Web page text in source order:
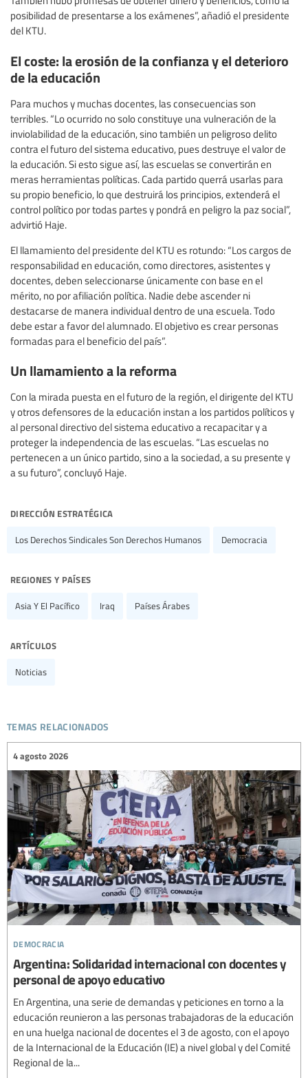
posibilidad de presentarse a los exámenes”, añadió el presidente
del KTU.
El coste: la erosión de la confianza y el deterioro
de la educación
Para muchos y muchas docentes, las consecuencias son
terribles. “Lo ocurrido no solo constituye una vulneración de la
inviolabilidad de la educación, sino también un peligroso delito
contra el futuro del sistema educativo, pues destruye el valor de
la educación. Si esto sigue así, las escuelas se convertirán en
meras herramientas políticas. Cada partido querrá usarlas para
su propio beneficio, lo que destruirá los principios, extenderá el
control político por todas partes y pondrá en peligro la paz social”,
advirtió Haje.
El llamamiento del presidente del KTU es rotundo: “Los cargos de
responsabilidad en educación, como directores, asistentes y
docentes, deben seleccionarse únicamente con base en el
mérito, no por afiliación política. Nadie debe ascender ni
destacarse de manera individual dentro de una escuela. Todo
debe estar a favor del alumnado. El objetivo es crear personas
formadas para el beneficio del país”.
Un llamamiento a la reforma
Con la mirada puesta en el futuro de la región, el dirigente del KTU
y otros defensores de la educación instan a los partidos políticos y
al personal directivo del sistema educativo a recapacitar y a
proteger la independencia de las escuelas. “Las escuelas no
pertenecen a un único partido, sino a la sociedad, a su presente y
a su futuro”, concluyó Haje.
dirección estratégica
Los Derechos Sindicales Son Derechos Humanos Democracia
regiones y países
Asia Y El Pacífico Iraq Países Árabes
artículos
Noticias
temas relacionados
democracia
4 agosto 2026
Argentina: Solidaridad internacional con docentes y
personal de apoyo educativo
En Argentina, una serie de demandas y peticiones en torno a la
educación reunieron a las personas trabajadoras de la educación
en una huelga nacional de docentes el 3 de agosto, con el apoyo
de la Internacional de la Educación (IE) a nivel global y del Comité
Regional de la...